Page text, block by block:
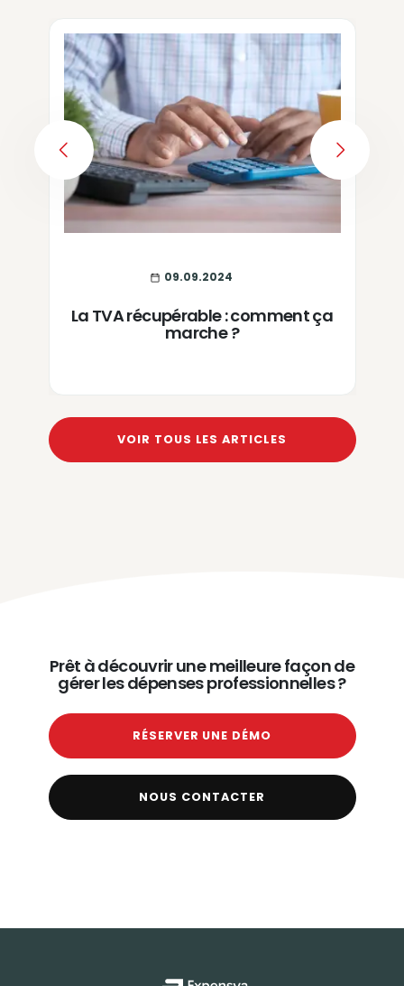
09.09.2024
La TVA récupérable : comment ça
marche ?
PREVIOUS
VOIR TOUS LES ARTICLES
Prêt à découvrir une meilleure façon de
gérer les dépenses professionnelles ?
RÉSERVER UNE DÉMO
NOUS CONTACTER